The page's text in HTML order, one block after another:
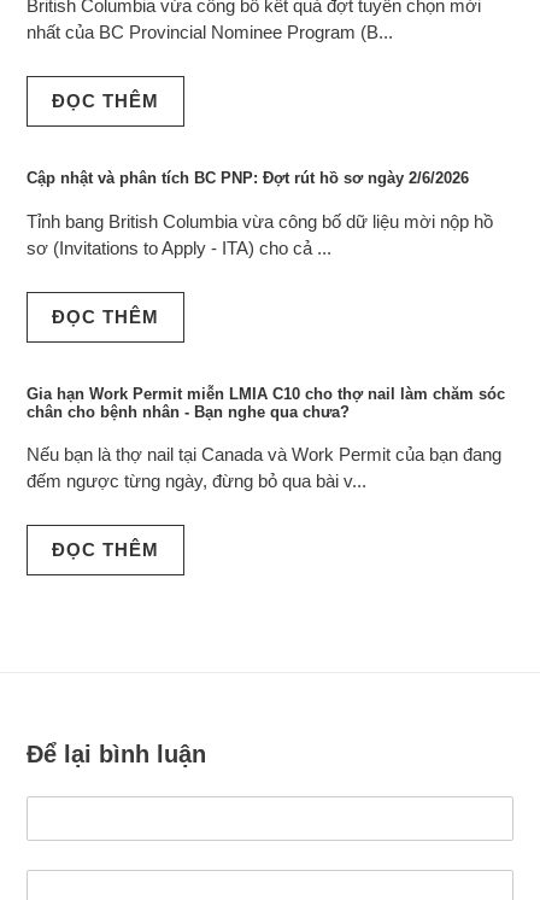
British Columbia vừa công bố kết quả đợt tuyển chọn mới
nhất của BC Provincial Nominee Program (B...
ĐỌC THÊM
Cập nhật và phân tích BC PNP: Đợt rút hồ sơ ngày 2/6/2026
Tỉnh bang British Columbia vừa công bố dữ liệu mời nộp hồ
sơ (Invitations to Apply - ITA) cho cả ...
ĐỌC THÊM
Gia hạn Work Permit miễn LMIA C10 cho thợ nail làm chăm sóc
chân cho bệnh nhân - Bạn nghe qua chưa?
Nếu bạn là thợ nail tại Canada và Work Permit của bạn đang
đếm ngược từng ngày, đừng bỏ qua bài v...
ĐỌC THÊM
Để lại bình luận